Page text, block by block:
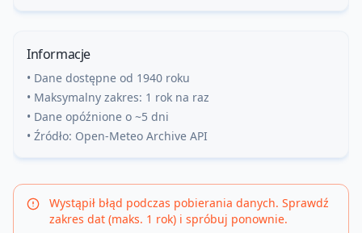
Informacje
• Dane dostępne od 1940 roku
• Maksymalny zakres: 1 rok na raz
• Dane opóźnione o ~5 dni
• Źródło: Open-Meteo Archive API
Wystąpił błąd podczas pobierania danych. Sprawdź
zakres dat (maks. 1 rok) i spróbuj ponownie.